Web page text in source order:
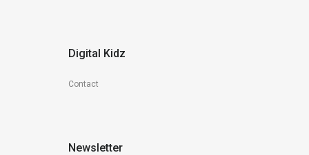
Digital Kidz
Contact
Newsletter